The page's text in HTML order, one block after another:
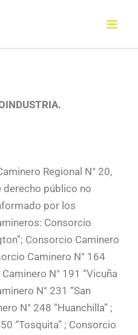
Regional N° 20,
público no
por los
Consorcio
Consor­cio Caminero
Caminero N° 164
N° 191 “Vicuña
N° 231 “San
N° 248 “Huanchilla” ;
“Tosquita” ; Consorcio